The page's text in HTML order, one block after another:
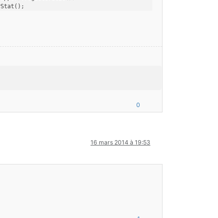
0
16 mars 2014 à 19:53